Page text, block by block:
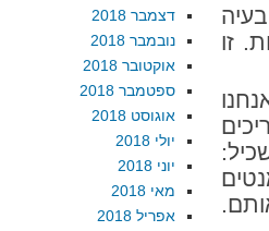
זו
דצמבר 2018
נובמבר 2018
אוקטובר 2018
ספטמבר 2018
אוגוסט 2018
יולי 2018
יוני 2018
מאי 2018
אפריל 2018